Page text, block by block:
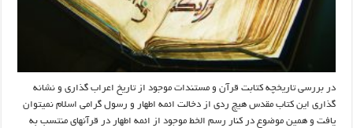
در بررسی تاریخچه کتابت قرآن و مستندات موجود از تاریخ اعراب گذاری و نشانه
گذاری این کتاب مقدس هیچ ردی از دخالت ائمه اطهار و رسول گرامی اسلام نمیتوان
یافت و همین موضوع در کنار رسم الخط موجود از ائمه اطهار در قرآنهای منتسب به